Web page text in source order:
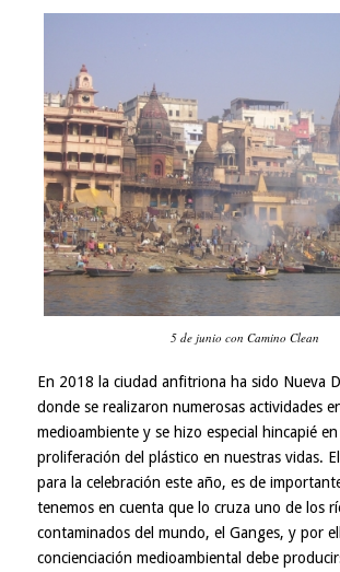
5 de junio con Camino Clean
En 2018 la ciudad anfitriona ha sido Nueva
donde se realizaron numerosas actividades
medioambiente y se hizo especial hincapié
proliferación del plástico en nuestras vidas.
para la celebración este año, es de
tenemos en cuenta que lo cruza uno de los
contaminados del mundo, el Ganges, y por
concienciación medioambiental debe